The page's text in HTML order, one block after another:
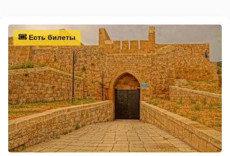
Есть билеты